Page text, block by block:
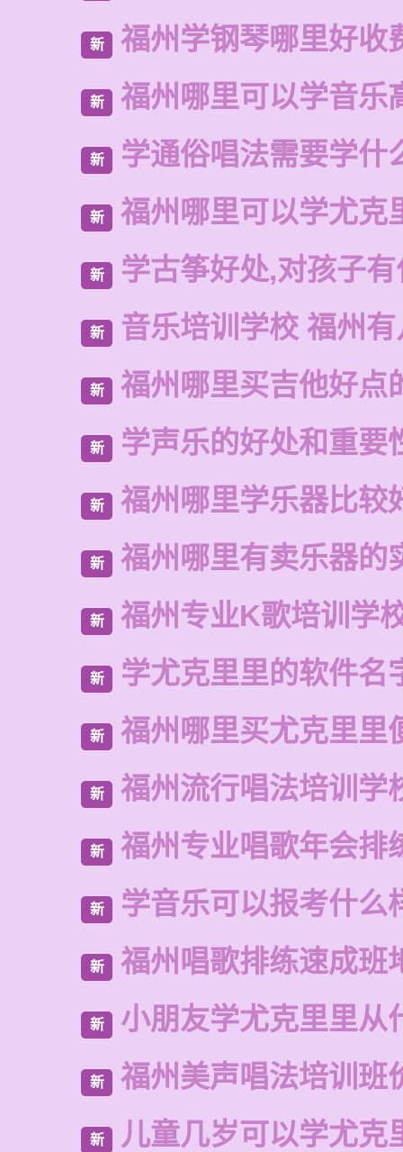
新 福州学钢琴哪里好收
新 福州哪里可以学音乐
新 学通俗唱法需要学什
新 福州哪里可以学尤克
新 学古筝好处,对孩子
新 音乐培训学校 福州
新 福州哪里买吉他好点
新 学声乐的好处和重要
新 福州哪里学乐器比较
新 福州哪里有卖乐器的
新 福州专业K歌培训学
新 学尤克里里的软件名
新 福州哪里买尤克里里
新 福州流行唱法培训学
新 福州专业唱歌年会排
新 学音乐可以报考什么
新 福州唱歌排练速成班
新 小朋友学尤克里里从
新 福州美声唱法培训班
新 儿童几岁可以学尤克